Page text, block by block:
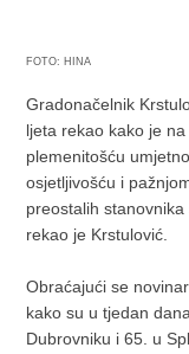
FOTO: HINA
Gradonačelnik
ljeta rekao kako je
plemenitošću
osjetljivošću i
preostalih
rekao je Krstulović.
Obraćajući se
kako su u tjedan
Dubrovniku i 65. u